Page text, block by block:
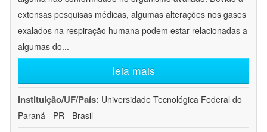
extensas pesquisas médicas, algumas alterações nos gases
exalados na respiração humana podem estar relacionadas a
algumas do...
leia mais
Instituição/UF/País: Universidade Tecnológica Federal do
Paraná - PR - Brasil